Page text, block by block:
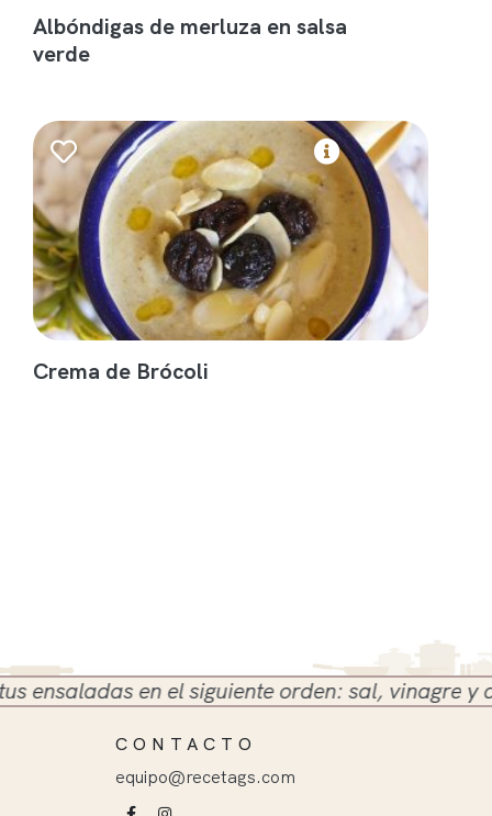
Albóndigas de merluza en salsa
verde
Crema de Brócoli
en el siguiente orden: sal, vinagre y aceite
CONTACTO
equipo@recetags.com